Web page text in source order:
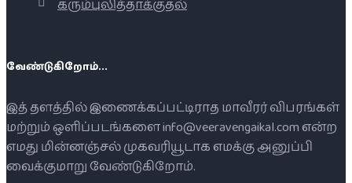
கரும்புலித்தாக்குதல்
வேண்டுகிறோம்...
இத் தளத்தில் இணைக்கப்பட்டிராத மாவீரர் விபரங்கள்
மற்றும் ஒளிப்படங்களை info@veeravengaikal.com என்ற
எமது மின்னஞ்சல் முகவரியூடாக எமக்கு அனுப்பி
வைக்குமாறு வேண்டுகிறோம்.